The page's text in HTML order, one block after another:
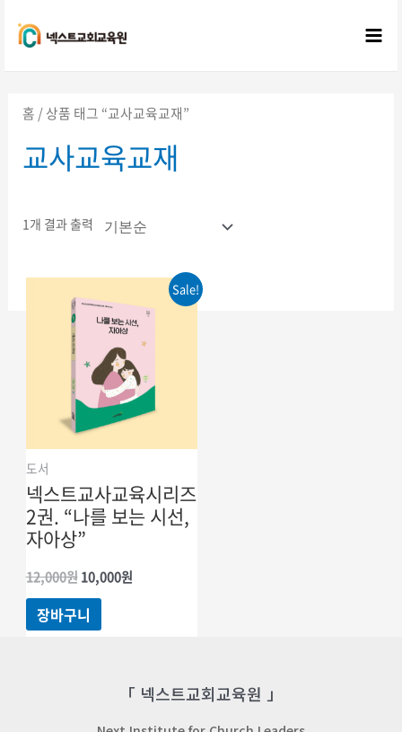
건너뛰기
홈 / 상품 태그 “교사교육교재”
교사교육교재
1개 결과 출력
Sale!
도서
넥스트교사교육시리즈
2권. “나를 보는 시선,
자아상”
12,000원원래
가격:
12,000원.
10,000원현재
장바구니
「 넥스트교회교육원 」